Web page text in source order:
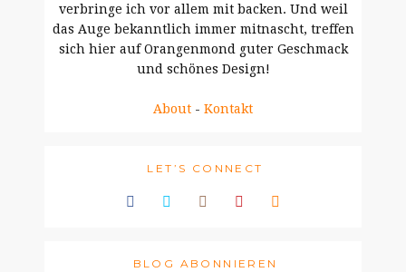
verbringe ich vor allem mit backen. Und weil
das Auge bekanntlich immer mitnascht, treffen
sich hier auf Orangenmond guter Geschmack
und schönes Design!
About - Kontakt
LET’S CONNECT
BLOG ABONNIEREN